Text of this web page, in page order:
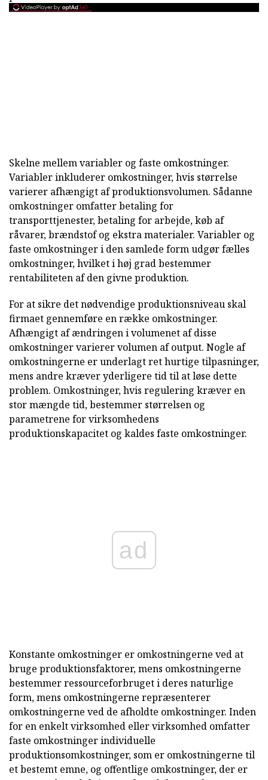
Skelne mellem variabler og faste omkostninger.
Variabler inkluderer omkostninger, hvis størrelse
varierer afhængigt af produktionsvolumen. Sådanne
omkostninger omfatter betaling for
transporttjenester, betaling for arbejde, køb af
råvarer, brændstof og ekstra materialer. Variabler og
faste omkostninger i den samlede form udgør fælles
omkostninger, hvilket i høj grad bestemmer
rentabiliteten af den givne produktion.
For at sikre det nødvendige produktionsniveau skal
firmaet gennemføre en række omkostninger.
Afhængigt af ændringen i volumenet af disse
omkostninger varierer volumen af output. Nogle af
omkostningerne er underlagt ret hurtige tilpasninger,
mens andre kræver yderligere tid til at løse dette
problem. Omkostninger, hvis regulering kræver en
stor mængde tid, bestemmer størrelsen og
parametrene for virksomhedens
produktionskapacitet og kaldes faste omkostninger.
ad
Konstante omkostninger er omkostningerne ved at
bruge produktionsfaktorer, mens omkostningerne
bestemmer ressourceforbruget i deres naturlige
form, mens omkostningerne repræsenterer
omkostningerne ved de afholdte omkostninger. Inden
for en enkelt virksomhed eller virksomhed omfatter
faste omkostninger individuelle
produktionsomkostninger, som er omkostningerne til
et bestemt emne, og offentlige omkostninger, der er